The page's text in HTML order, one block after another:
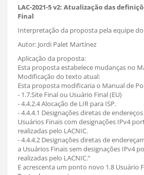
LAC-2021-5 v2: Atualização das
Final
Interpretação da proposta pela equipe do
Autor: Jordi Palet Martínez
Aplicação da proposta:
Esta proposta estabelece mudanças no
Modificação do texto atual:
Esta proposta modificaria o Manual de
- 1.7.Site Final ou Usuário Final (EU)
- 4.4.2.4 Alocação de LIR para ISP.
- 4.4.4.1 Designações diretas de
Usuários Finais com designações IPv4
realizadas pelo LACNIC.
- 4.4.4.2 Designações diretas de
a Usuários Finais sem designações IPv4
realizadas pelo LACNIC.”
E acrescenta um ponto novo 1.8 Usuário